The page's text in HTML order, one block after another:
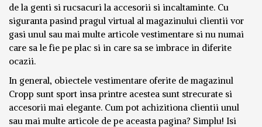
de la genti si rucsacuri la accesorii si incaltaminte. Cu
siguranta pasind pragul virtual al magazinului clientii vor
gasi unul sau mai multe articole vestimentare si nu numai
care sa le fie pe plac si in care sa se imbrace in diferite
ocazii.
In general, obiectele vestimentare oferite de magazinul
Cropp sunt sport insa printre acestea sunt strecurate si
accesorii mai elegante. Cum pot achizitiona clientii unul
sau mai multe articole de pe aceasta pagina? Simplu! Isi